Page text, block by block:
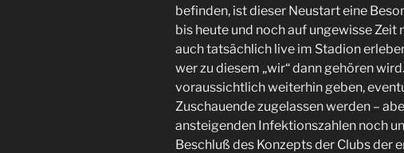
befinden, ist dieser Neustart eine
bis heute und noch auf ungewisse Zeit
auch tatsächlich live im Stadion
wer zu diesem „wir“ dann gehören
voraussichtlich weiterhin geben,
Zuschauende zugelassen werden –
ansteigenden Infektionszahlen noch
Beschluß des Konzepts der Clubs der